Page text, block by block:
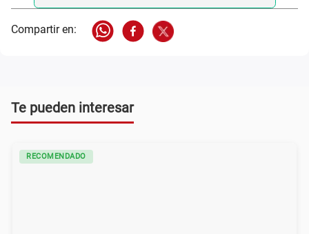
Te pueden interesar
RECOMENDADO